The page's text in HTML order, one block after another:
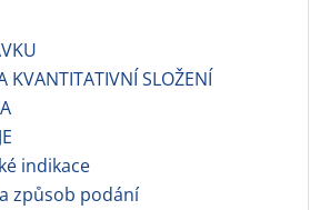
KVANTITATIVNÍ SLOŽENÍ
indikace
způsob podání